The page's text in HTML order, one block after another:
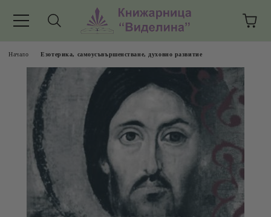
Начало Езотерика, самоусъвършенстване, духовно развитие